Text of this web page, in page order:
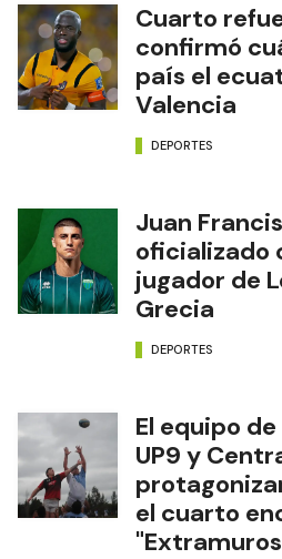
Cuarto
confirmó
país el
Valencia
DEPORTES
Juan
oficializado
jugador de
Grecia
DEPORTES
El equipo
UP9 y
el cuarto